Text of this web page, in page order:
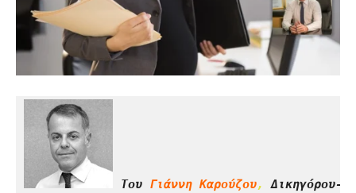
Του Γιάννη Καρούζου, Δικηγόρου-